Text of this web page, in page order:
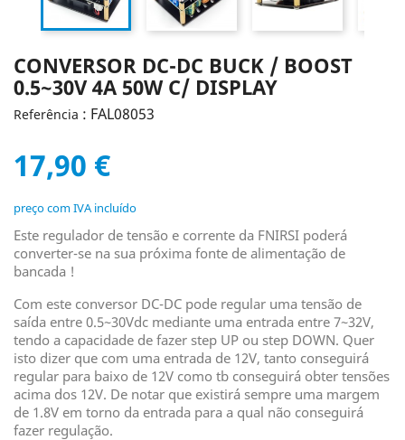
CONVERSOR DC-DC BUCK / BOOST
0.5~30V 4A 50W C/ DISPLAY
Referência : FAL08053
17,90 €
preço com IVA incluído
Este regulador de tensão e corrente da FNIRSI poderá
converter-se na sua próxima fonte de alimentação de
bancada !
Com este conversor DC-DC pode regular uma tensão de
saída entre 0.5~30Vdc mediante uma entrada entre 7~32V,
tendo a capacidade de fazer step UP ou step DOWN. Quer
isto dizer que com uma entrada de 12V, tanto conseguirá
regular para baixo de 12V como tb conseguirá obter tensões
acima dos 12V. De notar que existirá sempre uma margem
de 1.8V em torno da entrada para a qual não conseguirá
fazer regulação.